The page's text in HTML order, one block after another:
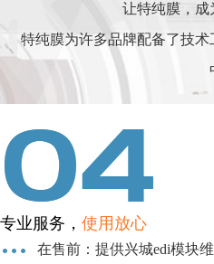
让特纯膜，成
特纯膜为许多品牌配备了技
专业服务， 使用放心
在售前：提供兴城edi模块